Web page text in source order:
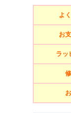
よ
お
ラッ